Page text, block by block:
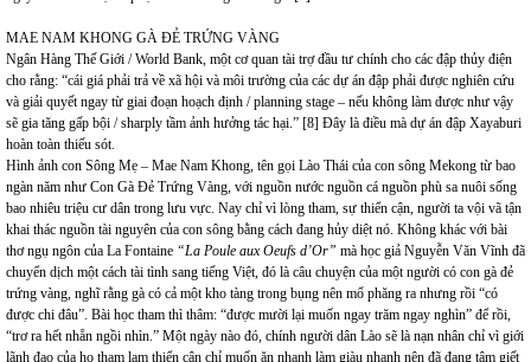
MAE NAM KHONG GÀ ĐẺ TRỨNG VÀNG
Ngân Hàng Thế Giới / World Bank, một cơ quan tài trợ đầu tư chính cho các đập thủy điện
cho rằng: “cái giá phải trả về xã hội và môi trường của các dự án đập phải được nghiên cứu
và giải quyết ngay từ giai đoạn hoạch định / planning stage – nếu không làm được như vậy
sẽ gia tăng gấp bội / sharply tầm ảnh hưởng tác hại.” [8] Đây là điều mà dự án đập Xayaburi
hoàn toàn thiếu sót.
Hình ảnh con Sông Mẹ – Mae Nam Khong, tên gọi Lào Thái của con sông Mekong từ bao
ngàn năm như Con Gà Đẻ Trứng Vàng, với nguồn nước nguồn cá nguồn phù sa nuôi sống
bao nhiêu triệu cư dân trong lưu vực. Nay chỉ vì lòng tham, sự thiển cận, người ta vội vã tận
khai thác nguồn tài nguyên của con sông bằng cách đang hủy diệt nó. Không khác với bài
thơ ngụ ngôn của La Fontaine “La Poule aux Oeufs d’Or” mà học giả Nguyễn Văn Vĩnh đã
chuyển dịch một cách tài tình sang tiếng Việt, đó là câu chuyện của một người có con gà đẻ
trứng vàng, nghĩ rằng gà có cả một kho tàng trong bụng nên mổ phăng ra nhưng rồi “có
được chi đâu”. Bài học tham thì thâm: “được mười lại muốn ngay trăm ngay nghìn” để rồi,
“trơ ra hết nhẵn ngồi nhìn.” Một ngày nào đó, chính người dân Lào sẽ là nạn nhân chỉ vì giới
lãnh đạo của họ tham lam thiển cận chỉ muốn ăn nhanh làm giàu nhanh nên đã đang tâm giết